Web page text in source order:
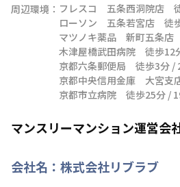
周辺環境： フレスコ　五条西洞院店　
ローソン　五条若宮店　徒
マツノキ薬品　新町五条店
木津屋橋武田病院　徒歩12
京都六条郵便局　徒歩3分 /
京都中央信用金庫　大宮支
京都市立病院　徒歩25分 /
マンスリーマンション運営会
会社名： 株式会社リブラブ